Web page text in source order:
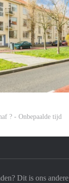
? - Onbepaalde tijd
Dit is ons